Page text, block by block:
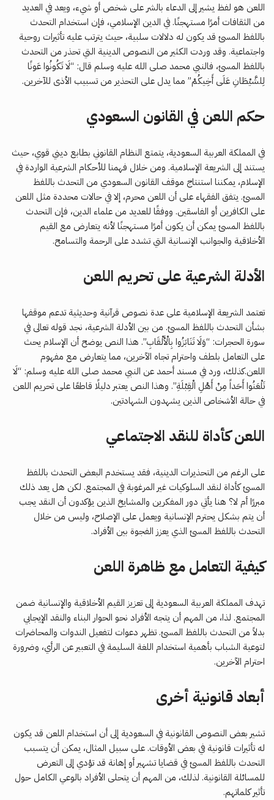
اللعن هو لفظ يشير إلى الدعاء بالشر على شخص أو شيء، ويعد في العديد
من الثقافات أمرًا مستهجنًا. في الدين الإسلامي، فإن استخدام التحدث
باللفظ المسئ قد يكون له دلالات سلبية، حيث يترتب عليه تأثيرات روحية
واجتماعية. وقد وردت الكثير من النصوص الدينية التي تحذر من التحدث
باللفظ المسئ، فالنبي محمد صلى الله عليه وسلم قال: “لَا تَكُونُوا عَونًا
لِلشَّيْطَانِ عَلَى أَخِيكُمْ” مما يدل على التحذير من تسبيب الأذى للآخرين.
حكم اللعن في القانون السعودي
في المملكة العربية السعودية، يتمتع النظام القانوني بطابع ديني قوي، حيث
يستند إلى الشريعة الإسلامية. ومن خلال فهمنا للأحكام الشرعية الواردة في
الإسلام، يمكننا استنتاج موقف القانون السعودي من التحدث باللفظ
المسئ. يتفق الفقهاء على أن اللعن محرم، إلا في حالات محددة مثل اللعن
على الكافرين أو الفاسقين. ووفقًا للعديد من علماء الدين، فإن التحدث
باللفظ المسئ يمكن أن يكون أمرًا مستهجنًا لأنه يتعارض مع القيم
الأخلاقية والجوانب الإنسانية التي تشدد على الرحمة والتسامح.
الأدلة الشرعية على تحريم اللعن
تعتمد الشريعة الإسلامية على عدة نصوص قرآنية وحديثية تدعم موقفها
بشأن التحدث باللفظ المسئ. من بين الأدلة الشرعية، نجد قوله تعالى في
سورة الحجرات: “وَلَا تَنَابَزُوا بِالْأَلْقَابِ”. هذا النص يوضح أن الإسلام يحث
على التعامل بلطف واحترام تجاه الآخرين، مما يتعارض مع مفهوم
اللعن.كذلك، ورد في مسند أحمد عن النبي محمد صلى الله عليه وسلم: “لَا
تَلْعَنُوا أَحَداً مِنْ أَهْلِ الْقِبْلَةِ”. وهذا النص يعتبر دليلًا قاطعًا على تحريم اللعن
في حالة الأشخاص الذين يشهدون الشهادتين.
اللعن كأداة للنقد الاجتماعي
على الرغم من التحذيرات الدينية، فقد يستخدم البعض التحدث باللفظ
المسئ كأداة لنقد السلوكيات غير المرغوبة في المجتمع. لكن هل يعد ذلك
مبررًا أم لا؟ هنا يأتي دور المفكرين والمشايخ الذين يؤكدون أن النقد يجب
أن يتم بشكل يحترم الإنسانية ويعمل على الإصلاح، وليس من خلال
التحدث باللفظ المسئ الذي يعزز الفجوة بين الأفراد.
كيفية التعامل مع ظاهرة اللعن
تهدف المملكة العربية السعودية إلى تعزيز القيم الأخلاقية والإنسانية ضمن
المجتمع. لذا، من المهم أن يتجه الأفراد نحو الحوار البناء والنقد الإيجابي
بدلاً من التحدث باللفظ المسئ. تظهر دعوات لتفعيل الندوات والمحاضرات
لتوعية الشباب بأهمية استخدام اللغة السليمة في التعبير عن الرأي، وضرورة
احترام الآخرين.
أبعاد قانونية أخرى
تشير بعض النصوص القانونية في السعودية إلى أن استخدام اللعن قد يكون
له تأثيرات قانونية في بعض الأوقات. على سبيل المثال، يمكن أن يتسبب
التحدث باللفظ المسئ في قضايا تشهير أو إهانة قد تؤدي إلى التعرض
للمسائلة القانونية. لذلك، من المهم أن يتحلى الأفراد بالوعي الكامل حول
تأثير كلماتهم.